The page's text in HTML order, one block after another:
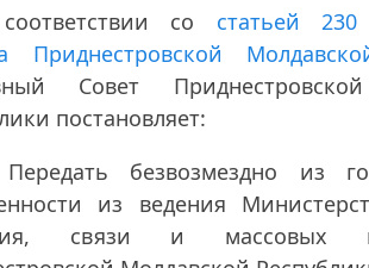
со статьей 230
Приднестровской
Совет
постановляет:
безвозмездно из
из ведения
связи и массовых